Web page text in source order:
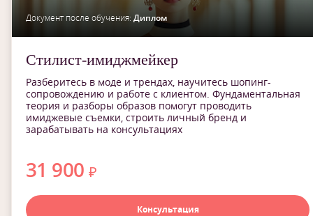
Документ после обучения: Диплом
Стилист-имиджмейкер
Разберитесь в моде и трендах, научитесь шопинг-
сопровождению и работе с клиентом. Фундаментальная
теория и разборы образов помогут проводить
имиджевые съемки, строить личный бренд и
зарабатывать на консультациях
31 900₽
Консультация